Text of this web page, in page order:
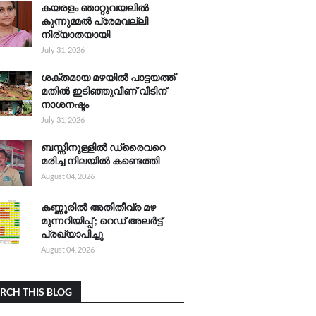
കയരളം ഞാറ്റുവയലിൽ
കുന്നുമ്മൽ പ്രേമവല്ലി
നിര്യാതയായി
July 31, 2026
ശക്തമായ മഴയിൽ പാട്ടയത്ത്
മതിൽ ഇടിഞ്ഞുവീണ് വീടിന്
നാശനഷ്ടം
July 31, 2026
ബസ്സിനുള്ളിൽ ഡ്രൈവറെ
മരിച്ച നിലയിൽ കണ്ടെത്തി
August 04, 2026
കണ്ണൂരിൽ അതിതീവ്ര മഴ
മുന്നറിയിപ്പ് ; റെഡ് അലർട്ട്
പ്രഖ്യാപിച്ചു
August 04, 2026
THIS BLOG